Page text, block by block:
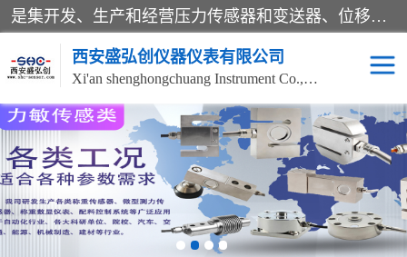
是集开发、生产和经营压力传感器和变送器、位移传感器和变送器、流量传感器和变送器、称重传感器和变送器、测力传感器和变送器、温湿度传感器和变送器、扭矩传感器、智能数显控制仪表等产品的化高新技术企业。
西安盛弘创仪器仪表有限公司
Xi'an shenghongchuang Instrument Co., Ltd
称重传感器 超声波流量计
压力变送器 通用型压力变送器
流量计